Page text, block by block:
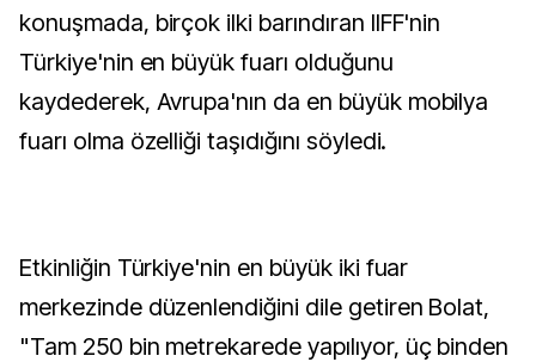
konuşmada, birçok ilki barındıran IIFF'nin
Türkiye'nin en büyük fuarı olduğunu
kaydederek, Avrupa'nın da en büyük mobilya
fuarı olma özelliği taşıdığını söyledi.
Etkinliğin Türkiye'nin en büyük iki fuar
merkezinde düzenlendiğini dile getiren Bolat,
"Tam 250 bin metrekarede yapılıyor, üç binden